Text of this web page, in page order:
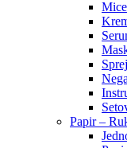
Papir –